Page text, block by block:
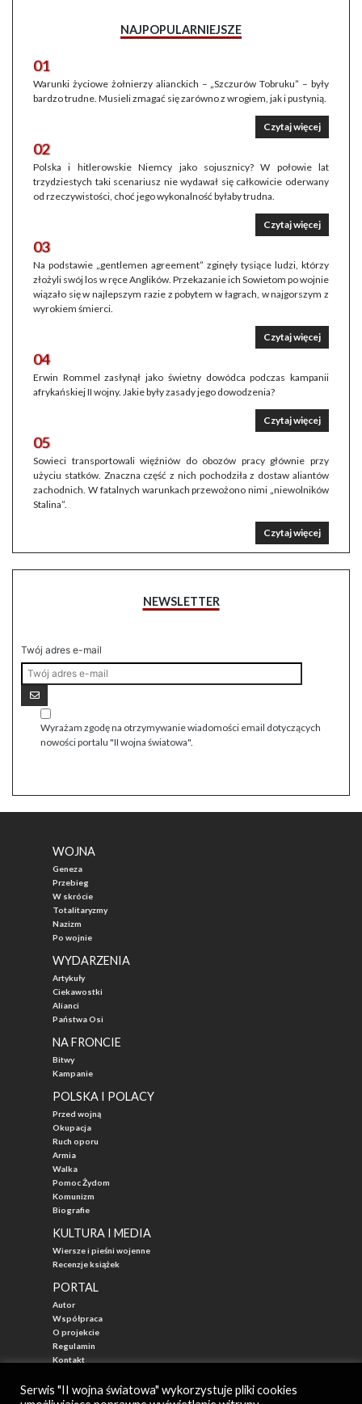
NAJPOPULARNIEJSZE
01
Warunki życiowe żołnierzy alianckich – „Szczurów Tobruku” – były
bardzo trudne. Musieli zmagać się zarówno z wrogiem, jak i pustynią.
Czytaj więcej
02
Polska i hitlerowskie Niemcy jako sojusznicy? W połowie lat
trzydziestych taki scenariusz nie wydawał się całkowicie oderwany
od rzeczywistości, choć jego wykonalność byłaby trudna.
Czytaj więcej
03
Na podstawie „gentlemen agreement” zginęły tysiące ludzi, którzy
złożyli swój los w ręce Anglików. Przekazanie ich Sowietom po wojnie
wiązało się w najlepszym razie z pobytem w łagrach, w najgorszym z
wyrokiem śmierci.
Czytaj więcej
04
Erwin Rommel zasłynął jako świetny dowódca podczas kampanii
afrykańskiej II wojny. Jakie były zasady jego dowodzenia?
Czytaj więcej
05
Sowieci transportowali więźniów do obozów pracy głównie przy
użyciu statków. Znaczna część z nich pochodziła z dostaw aliantów
zachodnich. W fatalnych warunkach przewożono nimi „niewolników
Stalina”.
Czytaj więcej
NEWSLETTER
Twój adres e-mail
Wyrażam zgodę na otrzymywanie wiadomości email dotyczących
nowości portalu "II wojna światowa".
WOJNA
Geneza
Przebieg
W skrócie
Totalitaryzmy
Nazizm
Po wojnie
WYDARZENIA
Artykuły
Ciekawostki
Alianci
Państwa Osi
NA FRONCIE
Bitwy
Kampanie
POLSKA I POLACY
Przed wojną
Okupacja
Ruch oporu
Armia
Walka
Pomoc Żydom
Komunizm
Biografie
KULTURA I MEDIA
Wiersze i pieśni wojenne
Recenzje książek
PORTAL
Autor
Współpraca
O projekcie
Regulamin
Kontakt
Serwis "II wojna światowa" wykorzystuje pliki cookies